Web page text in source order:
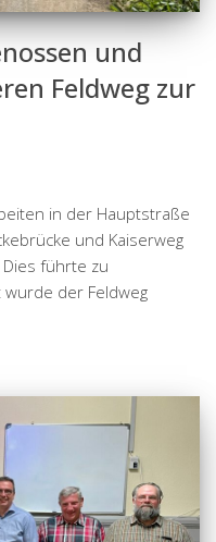
und
Feldweg zur
in der Hauptstraße
und Kaiserweg
führte zu
wurde der Feldweg